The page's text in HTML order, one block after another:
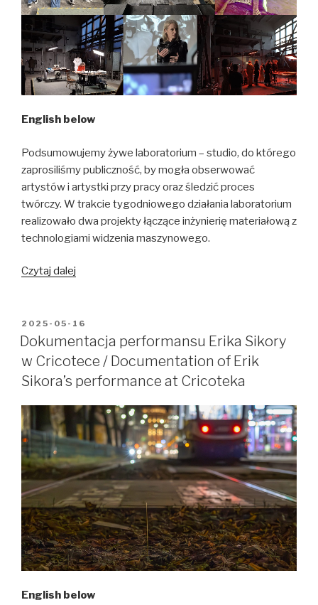
Seas
Art
Festival
Debate
English below
Podsumowujemy żywe laboratorium – studio, do którego
zaprosiliśmy publiczność, by mogła obserwować
artystów i artystki przy pracy oraz śledzić proces
twórczy. W trakcie tygodniowego działania laboratorium
realizowało dwa projekty łączące inżynierię materiałową z
technologiami widzenia maszynowego.
Czytaj dalej
podsumowanie
/
summary
OPUBLIKOWANE
W
2025-05-16
Dokumentacja performansu Erika Sikory
w Cricotece / Documentation of Erik
Sikora’s performance at Cricoteka
English below